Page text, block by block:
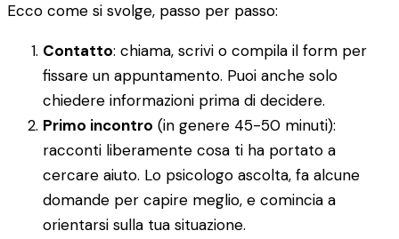
Ecco come si svolge, passo per passo:
Contatto: chiama, scrivi o compila il form per
fissare un appuntamento. Puoi anche solo
chiedere informazioni prima di decidere.
Primo incontro (in genere 45-50 minuti):
racconti liberamente cosa ti ha portato a
cercare aiuto. Lo psicologo ascolta, fa alcune
domande per capire meglio, e comincia a
orientarsi sulla tua situazione.